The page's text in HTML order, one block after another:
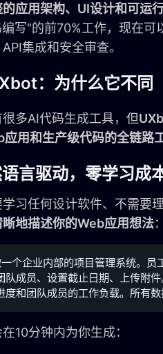
应用架构、UI设计和可运
写"的前70%工作，现在可
集成和安全审查。
：为什么它不同
多AI代码生成工具，但
应用和生产级代码的全链路
言驱动，零学习成
习任何设计软件、不需要
地描述你的Web应用想法：
个企业内部的项目管理系统。员
队成员、设置截止日期、上传附
10分钟内为你生成：